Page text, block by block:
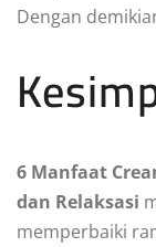
Dengan
6 Manfaat
dan Relaksasi
memperbaiki